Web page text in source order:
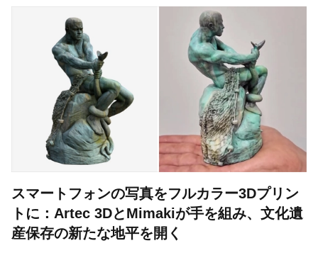
スマートフォンの写真をフルカラー3Dプリン
トに：Artec 3DとMimakiが手を組み、文化遺
産保存の新たな地平を開く